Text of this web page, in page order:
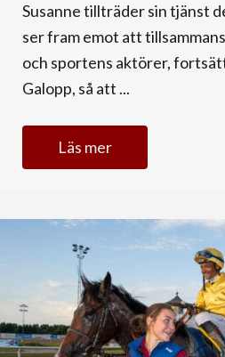
Susanne tillträder sin tjänst
ser fram emot att
och sportens aktörer,
Galopp, så att ...
Läs mer